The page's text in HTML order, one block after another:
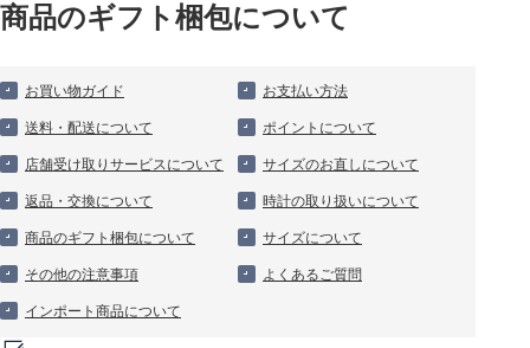
商品のギフト梱包について
お買い物ガイド お支払い方法
送料・配送について ポイントについて
店舗受け取りサービスについて サイズのお直しについて
返品・交換について 時計の取り扱いについて
商品のギフト梱包について サイズについて
その他の注意事項 よくあるご質問
インポート商品について